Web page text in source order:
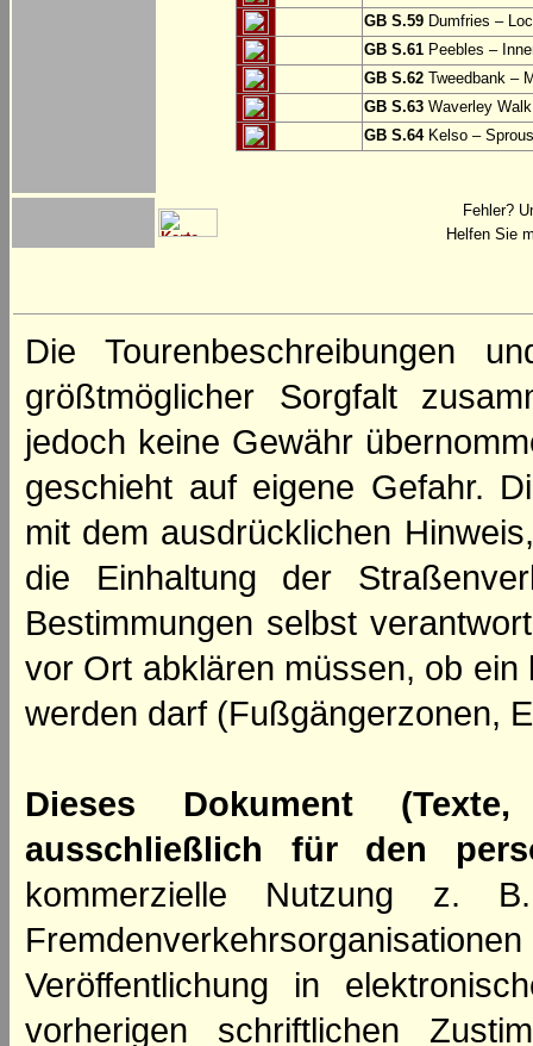
GB S.59 Dumfries –
GB S.61 Peebles –
GB S.62 Tweedbank –
GB S.63 Waverley
GB S.64Kelso –
Fehler?
Helfen Sie
Die Tourenbeschreibungen
größtmöglicher Sorgfalt
jedoch keine Gewähr
geschieht auf eigene Gefahr.
mit dem ausdrücklichen
die Einhaltung der
Bestimmungen selbst
vor Ort abklären müssen, ob
werden darf (Fußgängerzonen,
Dieses Dokument
ausschließlich für den
kommerzielle Nutzung z.
Veröffentlichung in
vorherigen schriftlichen